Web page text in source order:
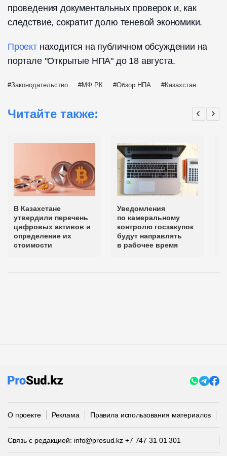
проведения документальных проверок и, как
следствие, сократит долю теневой экономики.
Проектнаходится на публичном обсуждении на
портале "Открытые НПА" до 18 августа.
Законодательство МФ РК Обзор НПА Казахстан
Читайте также:
В Казахстане
утвердили перечень
цифровых активов и
определение их
стоимости
Уведомления
по камеральному
контролю госзакупок
будут направлять
в рабочее время
О проекте Реклама Правила использования материалов
Связь с редакцией: info@prosud.kz +7 747 31 01 301